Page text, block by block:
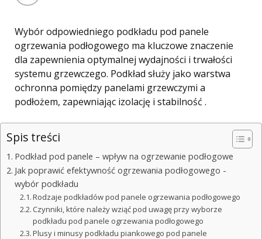
Wybór odpowiedniego podkładu pod panele
ogrzewania podłogowego ma kluczowe znaczenie
dla zapewnienia optymalnej wydajności i trwałości
systemu grzewczego. Podkład służy jako warstwa
ochronna pomiędzy panelami grzewczymi a
podłożem, zapewniając izolację i stabilność .
Spis treści
Podkład pod panele – wpływ na ogrzewanie podłogowe
Jak poprawić efektywność ogrzewania podłogowego -
wybór podkładu
Rodzaje podkładów pod panele ogrzewania podłogowego
Czynniki, które należy wziąć pod uwagę przy wyborze
podkładu pod panele ogrzewania podłogowego
Plusy i minusy podkładu piankowego pod panele